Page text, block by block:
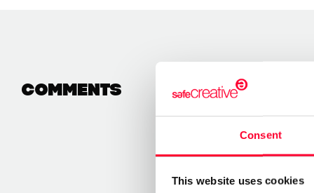
Consent
This website uses cookies
Comments